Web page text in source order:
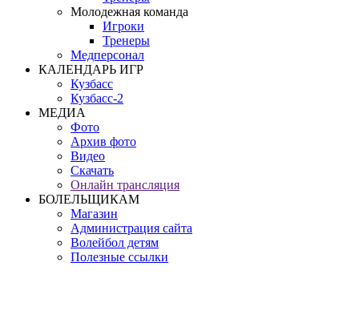
Молодежная команда
Игроки
Тренеры
Медперсонал
КАЛЕНДАРЬ ИГР
Кузбасс
Кузбасс-2
МЕДИА
Фото
Архив фото
Видео
Скачать
Онлайн трансляция
БОЛЕЛЬЩИКАМ
Магазин
Администрация сайта
Волейбол детям
Полезные ссылки